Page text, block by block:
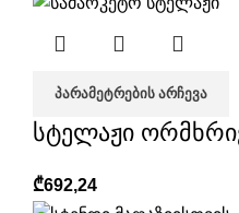
ᲞᲐᲠᲐᲛᲔᲢᲠᲔᲑᲘᲡ ᲐᲠᲩᲔᲕᲐ
სტელაჟი
₾692,24